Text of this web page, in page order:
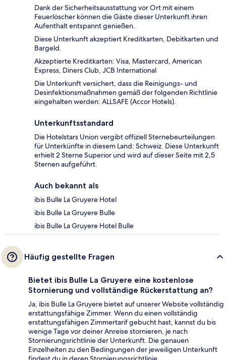
Dank der Sicherheitsausstattung vor Ort mit einem
Feuerlöscher können die Gäste dieser Unterkunft ihren
Aufenthalt entspannt genießen.
Diese Unterkunft akzeptiert Kreditkarten, Debitkarten und
Bargeld.
Akzeptierte Kreditkarten: Visa, Mastercard, American
Express, Diners Club, JCB International
Die Unterkunft versichert, dass die Reinigungs- und
Desinfektionsmaßnahmen gemäß der folgenden Richtlinie
eingehalten werden: ALLSAFE (Accor Hotels).
Unterkunftsstandard
Die Hotelstars Union vergibt offiziell Sternebeurteilungen
für Unterkünfte in diesem Land: Schweiz. Diese Unterkunft
erhielt 2 Sterne Superior und wird auf dieser Seite mit 2,5
Sternen aufgeführt.
Auch bekannt als
ibis Bulle La Gruyere Hotel
ibis Bulle La Gruyere Bulle
ibis Bulle La Gruyere Hotel Bulle
Häufig gestellte Fragen
Bietet ibis Bulle La Gruyere eine kostenlose
Stornierung und vollständige Rückerstattung an?
Ja, ibis Bulle La Gruyere bietet auf unserer Website vollständig
erstattungsfähige Zimmer. Wenn du einen vollständig
erstattungsfähigen Zimmertarif gebucht hast, kannst du bis
wenige Tage vor deiner Anreise stornieren, je nach
Stornierungsrichtlinie der Unterkunft. Die genauen
Einzelheiten zu den Bedingungen der jeweiligen Unterkunft